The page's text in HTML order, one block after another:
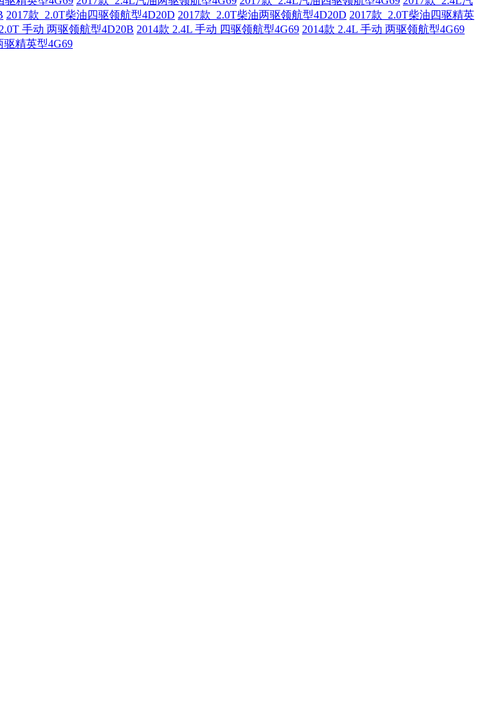
2017款 2.0T柴油四驱领航型4D20D 2017款 2.0T柴油两驱领航型4D20D 2017款 2.0T柴油四驱精英
手动 两驱领航型4D20B 2014款 2.4L 手动 四驱领航型4G69 2014款 2.4L 手动 两驱领航型4G69
驱精英型4G69